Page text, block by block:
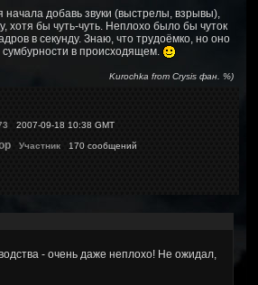
начала добавь звуки (выстрелы, взрывы),
хотя бы чуть-чуть. Неплохо было бы чуток
в секунду. Знаю, что трудоёмко, но оно
в происходящем.
Kurochka from Crysis фан. %)
2007-09-18 10:38 GMT
Участник 170 сообщений
- очень даже неплохо! Не ожидал,